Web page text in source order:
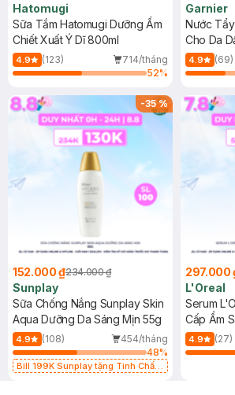
Hatomugi
Sữa Tắm Hatomugi Dưỡng Ẩm
Chiết Xuất Ý Dĩ 800ml
4.9 (123)
714/tháng
52%
Garnier
Nước
Cho Da
(Mới)
4.9 (69)
-35%
152.000 ₫234.000 ₫
Sunplay
Sữa Chống Nắng Sunplay Skin
Aqua Dưỡng Da Sáng Mịn 55g
4.9 (108)
454/tháng
48%
Bill 199K Sunplay tặng Tinh Chất
297.000
L'Oreal
Serum
Cấp Ẩm
4.9 (27)